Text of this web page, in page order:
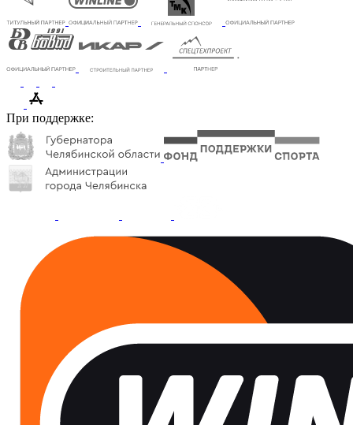
При поддержке: